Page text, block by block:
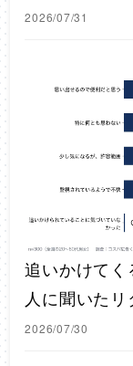
2026/07/31
追いかけて
人に聞いた
2026/07/30